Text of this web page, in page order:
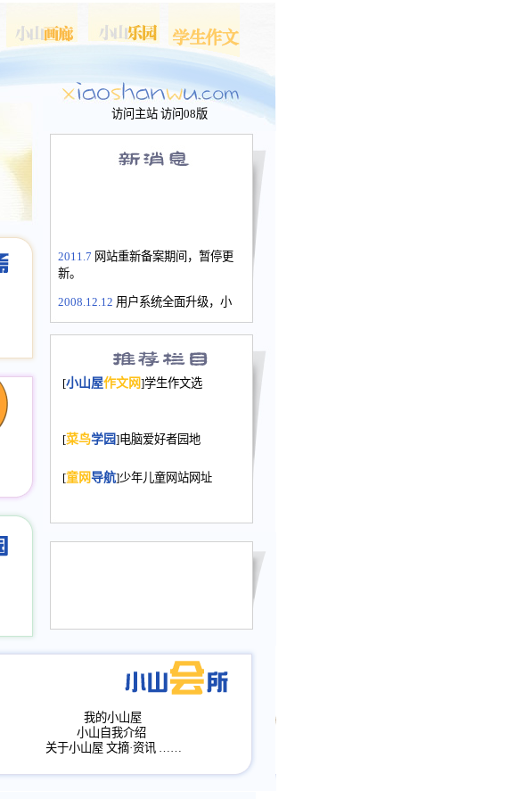
访问主站 访问08版
2011.7 网站重新备案期间，暂停更
新。
2008.12.12 用户系统全面升级，小
长会、家园网－个人空间，用户一
次注册全部通行。
2008.12.12家园网正式运行，域
年，2009版提前启用，小山屋全面
小山画廊均增加多个新栏目。。
评分、顶功能，作文宝典改版。
[小山屋作文网]学生作文选
[菜鸟学园]电脑爱好者园地
[童网导航]少年儿童网站网址
我的小山屋
小山自我介绍
关于小山屋 文摘·资讯 ……